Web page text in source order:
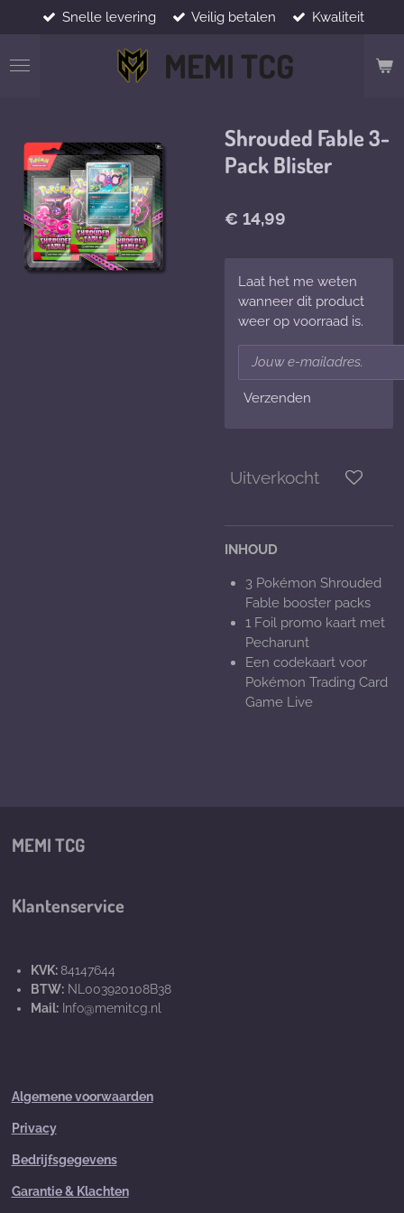
direct
naar
MEMI TCG
Snelle levering Veilig betalen Kwaliteit
Shrouded Fable 3-
Pack Blister
€ 14,99
Laat het me weten
wanneer dit product
weer op voorraad is.
Verzenden
Uitverkocht
INHOUD
3 Pokémon Shrouded
Fable booster packs
1 Foil promo kaart met
Pecharunt
Een codekaart voor
Pokémon Trading Card
Game Live
MEMI TCG
Klantenservice
KVK:84147644
BTW: NL003920108B38
Mail:Info@memitcg.nl
Algemene voorwaarden
Privacy
Bedrijfsgegevens
Garantie & Klachten